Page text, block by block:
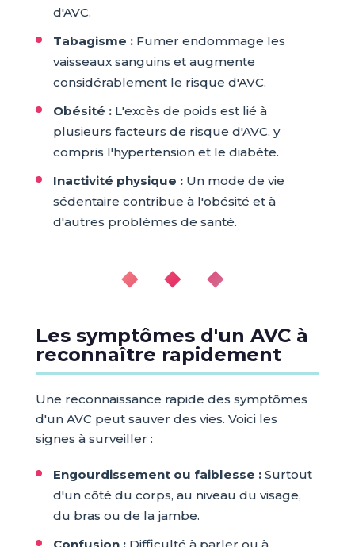
d'AVC.
Tabagisme :Fumer endommage les
vaisseaux sanguins et augmente
considérablement le risque d'AVC.
Obésité :L'excès de poids est lié à
plusieurs facteurs de risque d'AVC, y
compris l'hypertension et le diabète.
Inactivité physique :Un mode de vie
sédentaire contribue à l'obésité et à
d'autres problèmes de santé.
◆ ◆ ◆
Les symptômes d'un AVC à
reconnaître rapidement
Une reconnaissance rapide des symptômes
d'un AVC peut sauver des vies. Voici les
signes à surveiller :
Engourdissement ou faiblesse :Surtout
d'un côté du corps, au niveau du visage,
du bras ou de la jambe.